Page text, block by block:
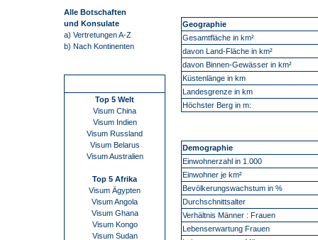
Alle Botschaften
und Konsulate
a) Vertretungen A-Z
b) Nach Kontinenten
Top 5 Welt
Visum China
Visum Indien
Visum Russland
Visum Belarus
Visum Australien
Top 5 Afrika
Visum Ägypten
Visum Angola
Visum Ghana
Visum Kongo
Visum Sudan
Geographie
Gesamtfläche in km²
davon Land-Fläche in km²
davon Binnen-Gewässer in km²
Küstenlänge in km
Landesgrenze in km
Höchster Berg in m:
Demographie
Einwohnerzahl in 1.000
Einwohner je km²
Bevölkerungswachstum in %
Durchschnittsalter
Verhältnis Männer : Frauen
Lebenserwartung Frauen